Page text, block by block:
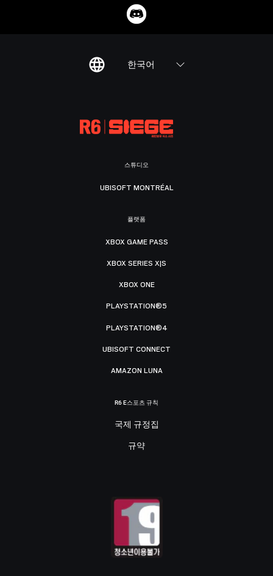
한국어
스튜디오
UBISOFT MONTRÉAL
플랫폼
XBOX GAME PASS
XBOX SERIES X|S
XBOX ONE
PLAYSTATION®5
PLAYSTATION®4
UBISOFT CONNECT
AMAZON LUNA
R6 E스포츠 규칙
국제 규정집
규약